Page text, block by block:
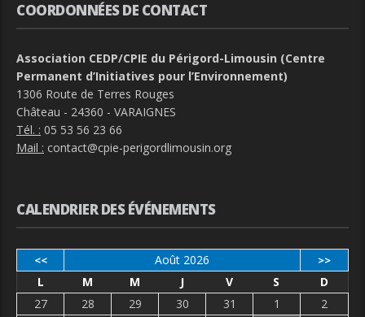
COORDONNÉES DE CONTACT
Association CEDP/CPIE du Périgord-Limousin (Centre
Permanent d’Initiatives pour l’Environnement)
1306 Route de Terres Rouges
Château - 24360 - VARAIGNES
Tél. : 05 53 56 23 66
Mail : contact@cpie-perigordlimousin.org
CALENDRIER DES ÉVÉNEMENTS
<< Août 2026 >>
L M M J V S
D
27
28 29 30 31 1
2